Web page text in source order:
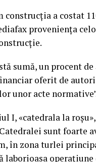
construcţia a costat
provenienţa
sumă, un procent
oferit de
unor acte
I, «catedrala la
sunt foarte
în zona turlei
laborioasa